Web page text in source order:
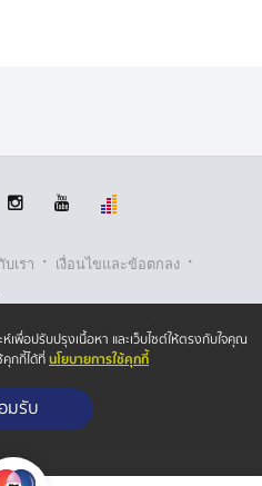
ายชื่อ และอดีตรองหัวหน้า
จากแกนนำพรรคประชาชน
ป็นจริงหรือไม่
เรา · เงื่อนไขและข้อตกลง ·
นไลน์) · นโยบายคุกกี้ ·
& T.V. Co.,Ltd.
เพื่อปรับปรุงเนื้อหา และเว็บไซต์ให้ตรงกับใจคุณ
กกี้ได้ที่นโยบายการใช้คุกกี้
มรับ